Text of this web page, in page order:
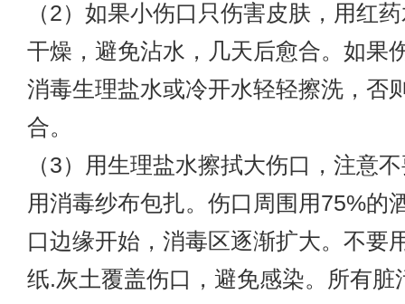
（2）如果小伤口只伤害皮肤，用红
干燥，避免沾水，几天后愈合。如果
消毒生理盐水或冷开水轻轻擦洗，否
合。
（3）用生理盐水擦拭大伤口，注意
用消毒纱布包扎。伤口周围用75%的
口边缘开始，消毒区逐渐扩大。不要
纸.灰土覆盖伤口，避免感染。所有脏